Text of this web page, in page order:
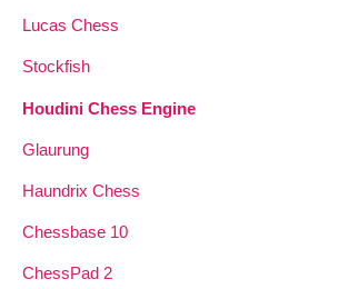
Lucas Chess
Stockfish
Houdini Chess Engine
Glaurung
Haundrix Chess
Chessbase 10
ChessPad 2